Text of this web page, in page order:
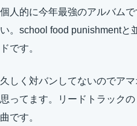
個人的に今年最強のアルバム
い。school food punishmentと
ドです。
久しく対バンしてないのでア
思ってます。リードトラック
曲です。